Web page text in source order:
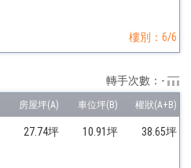
樓別：6/6
27.74坪 10.91坪 38.65坪
轉手次數：-